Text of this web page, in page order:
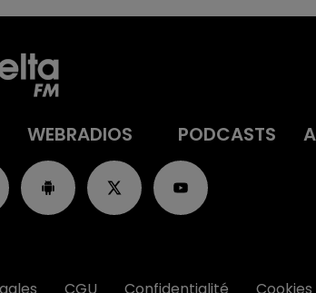
WEBRADIOS PODCASTS